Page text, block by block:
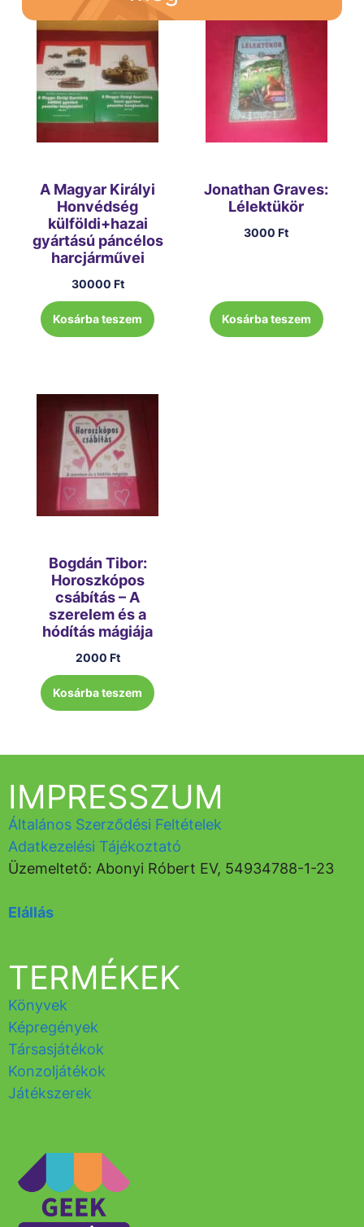
A Magyar Királyi
Honvédség
külföldi+hazai
gyártású páncélos
harcjárművei
30000 Ft
Kosárba teszem
Jonathan Graves:
Lélektükör
3000Ft
Kosárba teszem
Bogdán Tibor:
Horoszkópos
csábítás – A
szerelem és a
hódítás mágiája
2000 Ft
Kosárba teszem
TERMÉKEK
Könyvek
Képregények
Társasjátékok
Konzoljátékok
Játékszerek
IMPRESSZUM
Általános Szerződési Feltételek
Adatkezelési Tájékoztató
Üzemeltető: Abonyi Róbert EV, 54934788-1-23
Elállás